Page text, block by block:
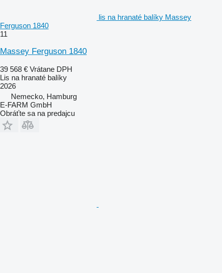
lis na hranaté balíky Massey
Ferguson 1840
11
Massey Ferguson 1840
39 568 € Vrátane DPH
Lis na hranaté balíky
2026
Nemecko, Hamburg
E-FARM GmbH
Obráťte sa na predajcu